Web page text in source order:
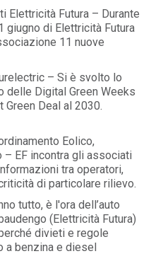
Elettricità Futura – Durante
di Elettricità Futura
11 nuove
– Si è svolto lo
delle Digital Green Weeks
Green Deal al 2030.
Eolico,
EF incontra gli associati
tra operatori,
di particolare rilievo.
tutto, è l'ora dell’auto
(Elettricità Futura)
divieti e regole
a benzina e diesel